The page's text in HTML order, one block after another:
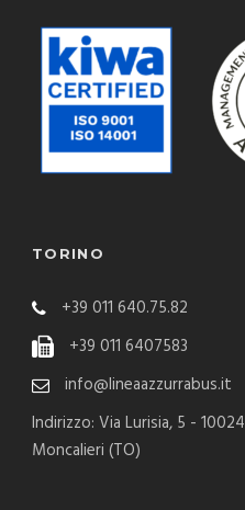
TORINO
+39 011 640.75.82
+39 011 6407583
info@lineaazzurrabus.it
Indirizzo: Via Lurisia, 5 - 10024
Moncalieri (TO)